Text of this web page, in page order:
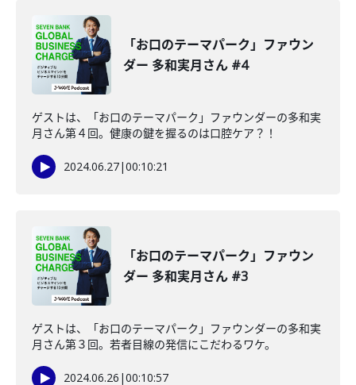
「お口のテーマパーク」ファウン
ダー 多和実月さん #4
ゲストは、「お口のテーマパーク」ファウンダーの多和実
月さん第４回。健康の鍵を握るのは口腔ケア？！
2024.06.27|00:10:21
「お口のテーマパーク」ファウン
ダー 多和実月さん #3
ゲストは、「お口のテーマパーク」ファウンダーの多和実
月さん第３回。若者目線の発信にこだわるワケ。
2024.06.26 |00:10:57